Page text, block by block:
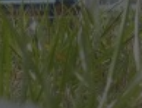
SPORTFEST